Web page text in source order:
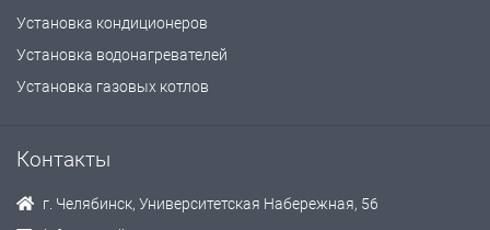
Установка кондиционеров
Установка водонагревателей
Установка газовых котлов
Контакты
г. Челябинск, Университетская Набережная, 56